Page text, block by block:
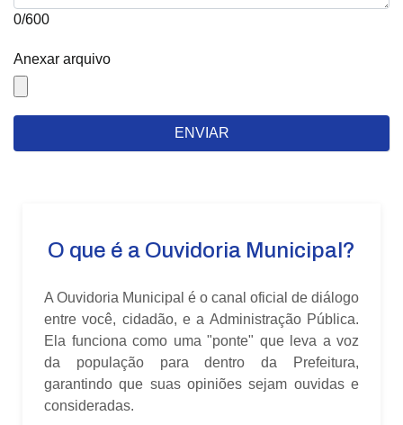
0/600
Anexar arquivo
ENVIAR
O que é a Ouvidoria Municipal?
A Ouvidoria Municipal é o canal oficial de diálogo
entre você, cidadão, e a Administração Pública.
Ela funciona como uma "ponte" que leva a voz
da população para dentro da Prefeitura,
garantindo que suas opiniões sejam ouvidas e
consideradas.